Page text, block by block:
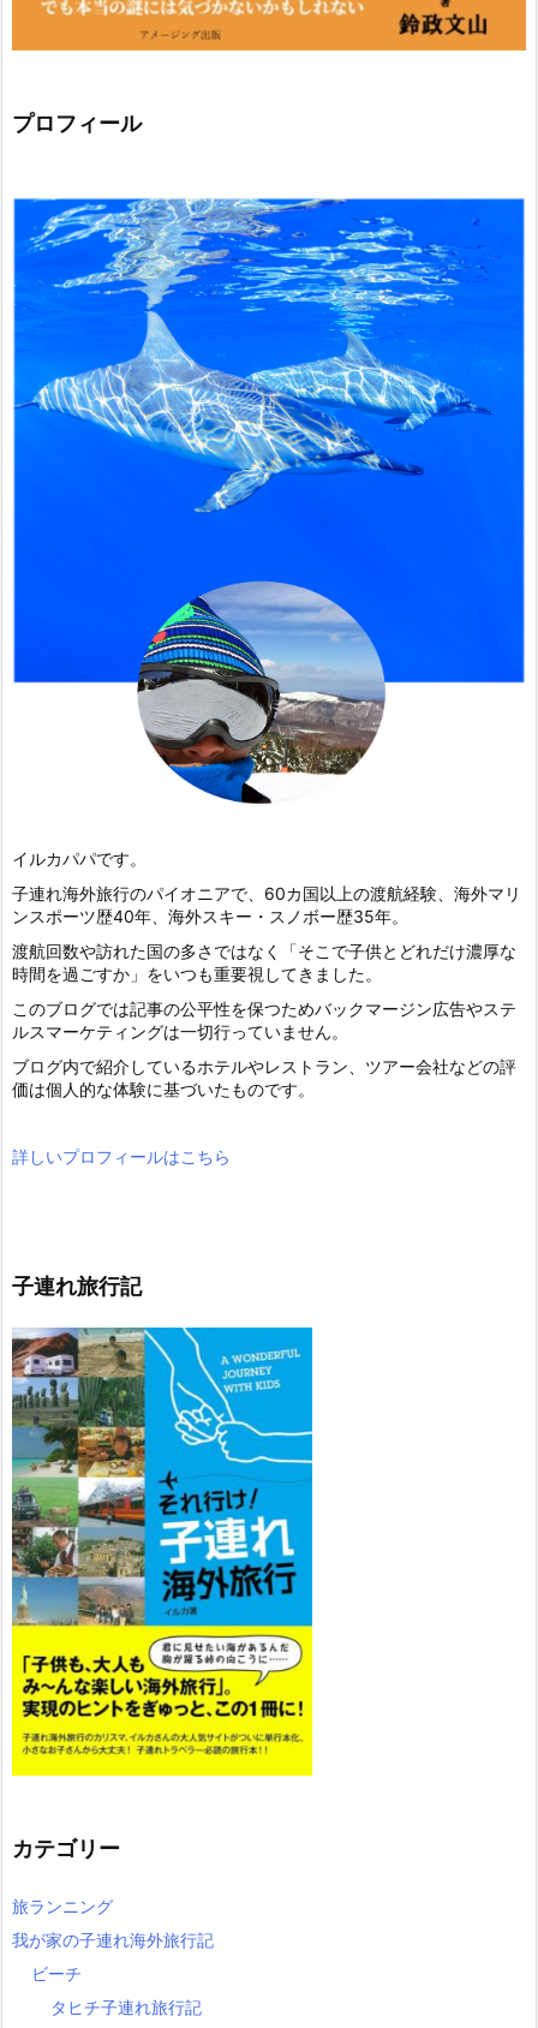
プロフィール
イルカパパです。
子連れ海外旅行のパイオニアで、60カ国以上の渡航経験、海外マリ
ンスポーツ歴40年、海外スキー・スノボー歴35年。
渡航回数や訪れた国の多さではなく「そこで子供とどれだけ濃厚な
時間を過ごすか」をいつも重要視してきました。
このブログでは記事の公平性を保つためバックマージン広告やステ
ルスマーケティングは一切行っていません。
ブログ内で紹介しているホテルやレストラン、ツアー会社などの評
価は個人的な体験に基づいたものです。
詳しいプロフィールはこちら
子連れ旅行記
カテゴリー
旅ランニング
我が家の子連れ海外旅行記
ビーチ
タヒチ子連れ旅行記